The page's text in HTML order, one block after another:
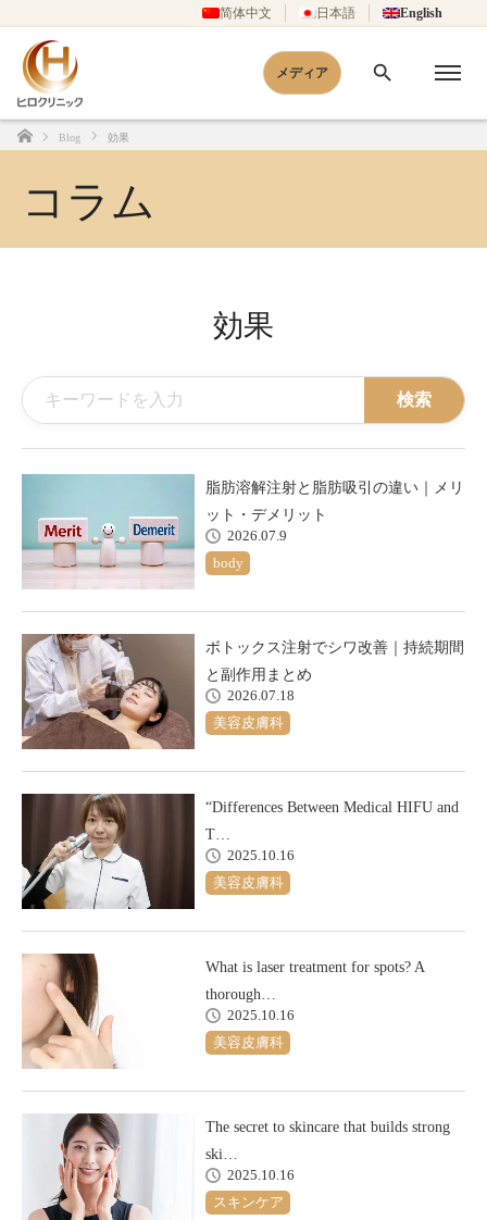
简体中文 日本語 English
メディア
Home
Blog 効果
コラム
効果
検索
脂肪溶解注射と脂肪吸引の違い｜メリ
ット・デメリット
2026.07.9
body
ボトックス注射でシワ改善｜持続期間
と副作用まとめ
2026.07.18
美容皮膚科
“Differences Between Medical HIFU and
T…
2025.10.16
美容皮膚科
What is laser treatment for spots? A
thorough…
2025.10.16
美容皮膚科
The secret to skincare that builds strong
ski…
2025.10.16
スキンケア